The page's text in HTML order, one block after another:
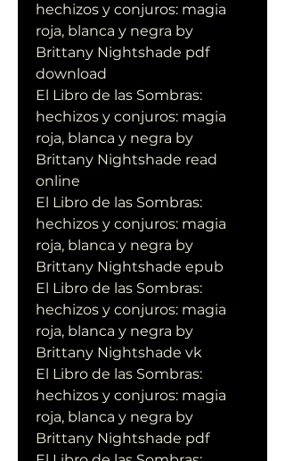
hechizos y conjuros: magia
roja, blanca y negra by
Brittany Nightshade pdf
download
El Libro de las Sombras:
hechizos y conjuros: magia
roja, blanca y negra by
Brittany Nightshade read
online
El Libro de las Sombras:
hechizos y conjuros: magia
roja, blanca y negra by
Brittany Nightshade epub
El Libro de las Sombras:
hechizos y conjuros: magia
roja, blanca y negra by
Brittany Nightshade vk
El Libro de las Sombras:
hechizos y conjuros: magia
roja, blanca y negra by
Brittany Nightshade pdf